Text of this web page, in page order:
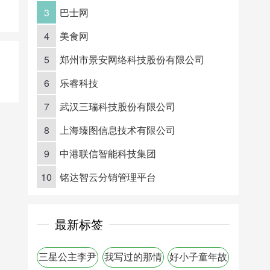
3
巴士网
4
美食网
5
郑州市景安网络科技股份有限公司
6
乐睿科技
7
武汉三瑞科技股份有限公司
8
上海臻图信息技术有限公司
9
中港联信智能科技集团
10
铭达智云分销管理平台
最新标签
三星公主李尹 我写过的那情 好小子童年故